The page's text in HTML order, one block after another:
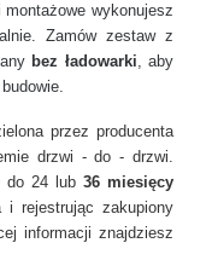
wykonujesz
Zamów zestaw z
bez ładowarki, aby
przez producenta
drzwi - do - drzwi.
do 24 lub 36 miesięcy
i rejestrując zakupiony
informacji znajdziesz